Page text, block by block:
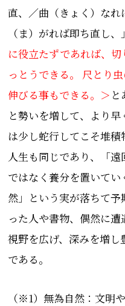
直、／曲（きょく）な
（ま）がれば即ち直し、」
に役立たずであれば、
っとうできる。 尺とり
伸びる事もできる。＞
と勢いを増して、より
は少し蛇行してこそ堆積
人生も同じであり、「遠
ではなく養分を置いて
然」という実が落ちて
った人や書物、偶然に
視野を広げ、深みを増
である。
（※1）無為自然：文明